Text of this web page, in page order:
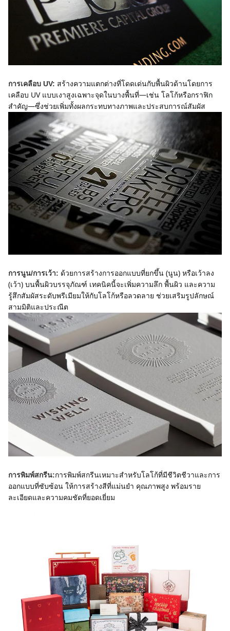
การเคลือบ UV: สร้างความแตกต่างที่โดดเด่นกับพื้นผิวด้านโดยการ
เคลือบ UV แบบเงาสูงเฉพาะจุดในบางพื้นที่—เช่น โลโก้หรือกราฟิก
สำคัญ—ซึ่งช่วยเพิ่มทั้งผลกระทบทางภาพและประสบการณ์สัมผัส
การนูน/การเว้า: ด้วยการสร้างการออกแบบที่ยกขึ้น (นูน) หรือเว้าลง
(เว้า) บนพื้นผิวบรรจุภัณฑ์ เทคนิคนี้จะเพิ่มความลึก พื้นผิว และความ
รู้สึกสัมผัสระดับพรีเมียมให้กับโลโก้หรือลวดลาย ช่วยเสริมรูปลักษณ์
สามมิติและประณีต
การพิมพ์สกรีน:การพิมพ์สกรีนเหมาะสำหรับโลโก้ที่มีชีวิตชีวาและการ
ออกแบบที่ซับซ้อน ให้การสร้างสีที่แม่นยำ คุณภาพสูง พร้อมราย
ละเอียดและความคมชัดที่ยอดเยี่ยม